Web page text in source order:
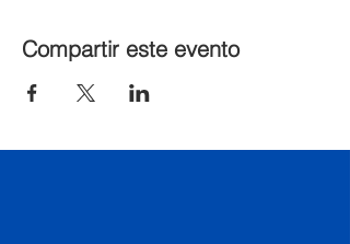
Compartir este evento